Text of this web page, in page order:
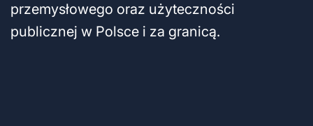
przemysłowego oraz użyteczności
publicznej w Polsce i za granicą.